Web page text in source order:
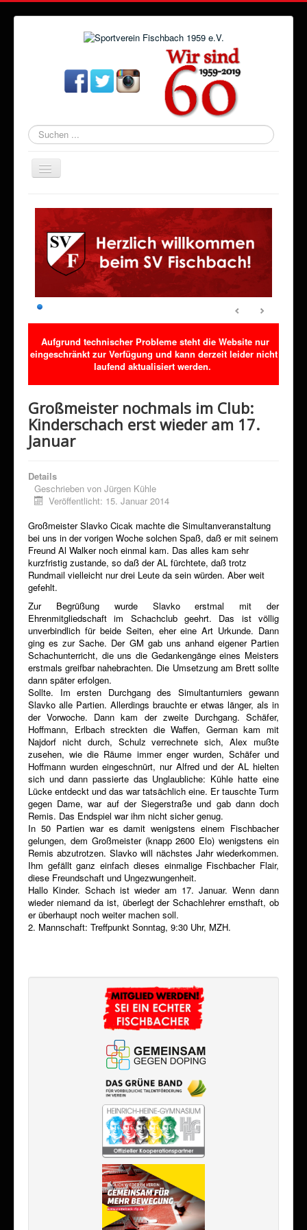
Suchen
...
Navigation
an/aus
Aktuelles
Verein
Abteilungen
Veranstaltungen
Förderverein
Kontakt
Klimaschutz
Aufgrund technischer Probleme steht die Website nur
eingeschränkt zur Verfügung und kann derzeit leider nicht
laufend aktualisiert werden.
Großmeister nochmals im Club:
Kinderschach erst wieder am 17.
Januar
Details
Geschrieben von Jürgen Kühle
Veröffentlicht: 15. Januar 2014
Großmeister Slavko Cicak machte die Simultanveranstaltung
bei uns in der vorigen Woche solchen Spaß, daß er mit seinem
Freund Al Walker noch einmal kam. Das alles kam sehr
kurzfristig zustande, so daß der AL fürchtete, daß trotz
Rundmail vielleicht nur drei Leute da sein würden. Aber weit
gefehlt.
Zur Begrüßung wurde Slavko erstmal mit der
Ehrenmitgliedschaft im Schachclub geehrt. Das ist völlig
unverbindlich für beide Seiten, eher eine Art Urkunde. Dann
ging es zur Sache. Der GM gab uns anhand eigener Partien
Schachunterricht, die uns die Gedankengänge eines Meisters
erstmals greifbar nahebrachten. Die Umsetzung am Brett sollte
dann später erfolgen.
Sollte. Im ersten Durchgang des Simultanturniers gewann
Slavko alle Partien. Allerdings brauchte er etwas länger, als in
der Vorwoche. Dann kam der zweite Durchgang. Schäfer,
Hoffmann, Erlbach streckten die Waffen, German kam mit
Najdorf nicht durch, Schulz verrechnete sich, Alex mußte
zusehen, wie die Räume immer enger wurden, Schäfer und
Hoffmann wurden eingeschnürt, nur Alfred und der AL hielten
sich und dann passierte das Unglaubliche: Kühle hatte eine
Lücke entdeckt und das war tatsächlich eine. Er tauschte Turm
gegen Dame, war auf der Siegerstraße und gab dann doch
Remis. Das Endspiel war ihm nicht sicher genug.
In 50 Partien war es damit wenigstens einem Fischbacher
gelungen, dem Großmeister (knapp 2600 Elo) wenigstens ein
Remis abzutrotzen. Slavko will nächstes Jahr wiederkommen.
Ihm gefällt ganz einfach dieses einmalige Fischbacher Flair,
diese Freundschaft und Ungezwungenheit.
Hallo Kinder. Schach ist wieder am 17. Januar. Wenn dann
wieder niemand da ist, überlegt der Schachlehrer ernsthaft, ob
er überhaupt noch weiter machen soll.
2. Mannschaft: Treffpunkt Sonntag, 9:30 Uhr, MZH.